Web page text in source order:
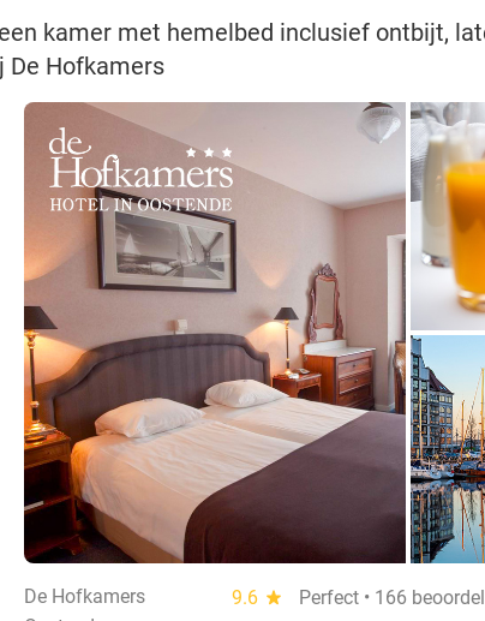
kamer met hemelbed inclusief ontbijt,
De Hofkamers
De Hofkamers 9.6 star
Perfect • 166